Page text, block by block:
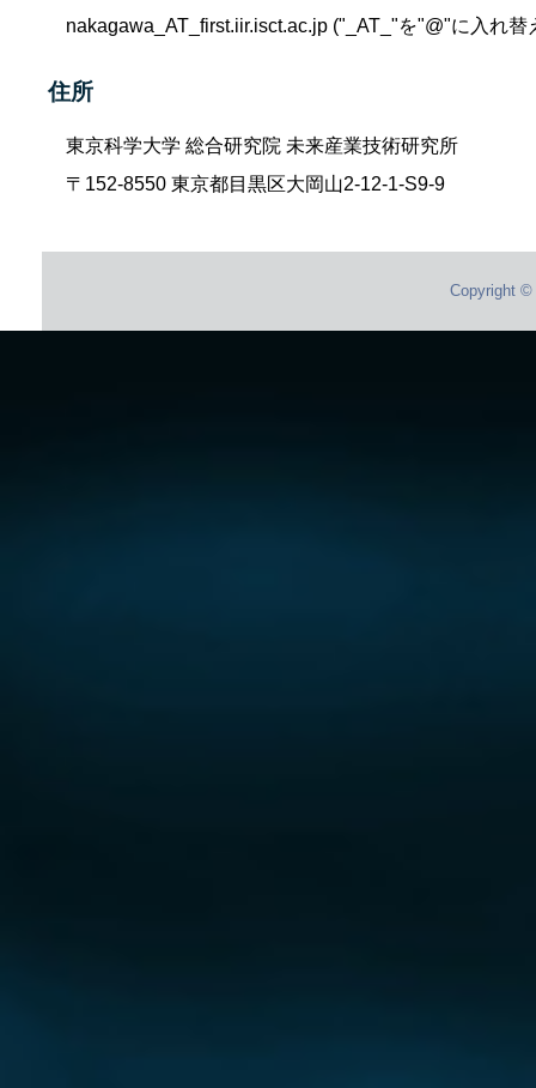
nakagawa_AT_first.iir.isct.ac.jp ("_AT_"を"@"に入れ替
住所
東京科学大学 総合研究院 未来産業技術研究所
〒152-8550 東京都目黒区大岡山2-12-1-S9-9
Copyright ©